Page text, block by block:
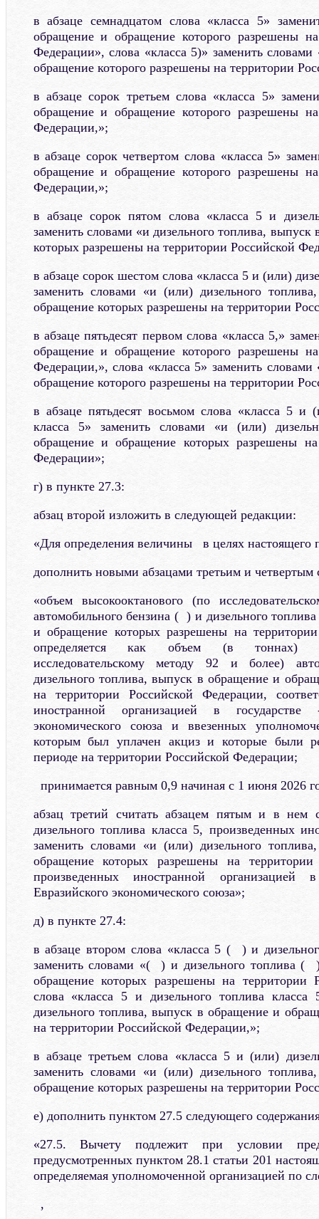
в абзаце семнадцатом слова «класса 5»
обращение и обращение которого разрешены
Федерации», слова «класса 5)» заменить
обращение которого разрешены на территории
в абзаце сорок третьем слова «класса 5»
обращение и обращение которого разрешены
Федерации,»;
в абзаце сорок четвертом слова «класса 5»
обращение и обращение которого разрешены
Федерации,»;
в абзаце сорок пятом слова «класса 5 и
заменить словами «и дизельного топлива,
которых разрешены на территории Российской
в абзаце сорок шестом слова «класса 5 и (или)
заменить словами «и (или) дизельного
обращение которых разрешены на территории
в абзаце пятьдесят первом слова «класса 5,»
обращение и обращение которого разрешены
Федерации,», слова «класса 5» заменить
обращение которого разрешены на территории
в абзаце пятьдесят восьмом слова «класса 5 и
класса 5» заменить словами «и (или)
обращение и обращение которых разрешены на
Федерации»;
г) в пункте 27.3:
абзац второй изложить в следующей редакции:
«Для определения величины в целях настоящего
дополнить новыми абзацами третьим и
«объем высокооктанового (по
автомобильного бензина ( ) и дизельного
и обращение которых разрешены на
определяется как объем (в тоннах)
исследовательскому методу 92 и более)
дизельного топлива, выпуск в обращение и
на территории Российской Федерации,
иностранной организацией в
экономического союза и ввезенных
которым был уплачен акциз и которые были
периоде на территории Российской Федерации;
принимается равным 0,9 начиная с 1 июня 2026
абзац третий считать абзацем пятым и в нем
дизельного топлива класса 5, произведенных
заменить словами «и (или) дизельного
обращение которых разрешены на
произведенных иностранной организацией
Евразийского экономического союза»;
д) в пункте 27.4:
в абзаце втором слова «класса 5 ( ) и
заменить словами «( ) и дизельного топлива
обращение которых разрешены на территории
слова «класса 5 и дизельного топлива
дизельного топлива, выпуск в обращение и
на территории Российской Федерации,»;
в абзаце третьем слова «класса 5 и (или)
заменить словами «и (или) дизельного
обращение которых разрешены на территории
е) дополнить пунктом 27.5 следующего
«27.5. Вычету подлежит при условии
предусмотренных пунктом 28.1 статьи 201
определяемая уполномоченной организацией по
,